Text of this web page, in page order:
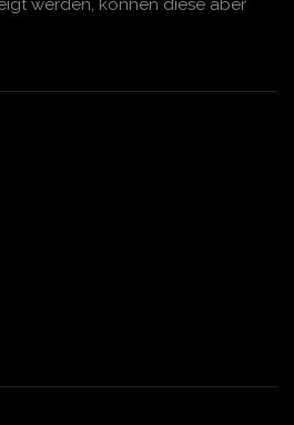
werden, können diese aber